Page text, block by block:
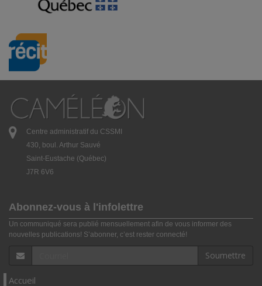
Centre administratif du CSSMI
430, boul. Arthur Sauvé
Saint-Eustache (Québec)
J7R 6V6
Abonnez-vous à l'infolettre
Un communiqué sera publié mensuellement afin de vous informer des
nouvelles publications! S’abonner, c’est rester connecté!
Soumettre
Accueil